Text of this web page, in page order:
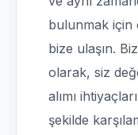
bulunmak için
bize ulaşın.
olarak, siz
alımı
şekilde